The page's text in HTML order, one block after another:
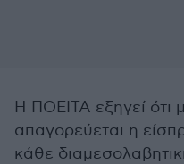
Η ΠΟΕΙΤΑ εξηγεί ότι
απαγορεύεται η
κάθε